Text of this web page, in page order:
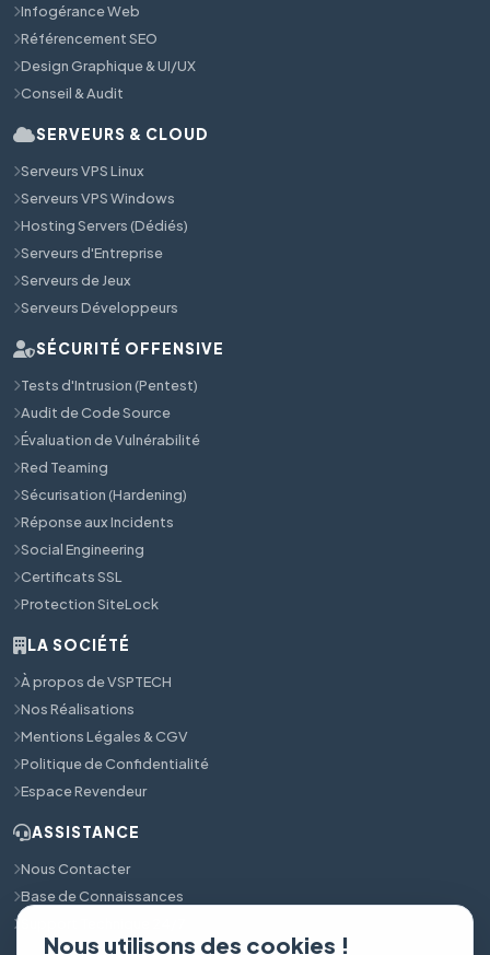
Infogérance Web
Référencement SEO
Design Graphique & UI/UX
Conseil & Audit
SERVEURS & CLOUD
Serveurs VPS Linux
Serveurs VPS Windows
Hosting Servers (Dédiés)
Serveurs d'Entreprise
Serveurs de Jeux
Serveurs Développeurs
SÉCURITÉ OFFENSIVE
Tests d'Intrusion (Pentest)
Audit de Code Source
Évaluation de Vulnérabilité
Red Teaming
Sécurisation (Hardening)
Réponse aux Incidents
Social Engineering
Certificats SSL
Protection SiteLock
LA SOCIÉTÉ
À propos de VSPTECH
Nos Réalisations
Mentions Légales & CGV
Politique de Confidentialité
Espace Revendeur
ASSISTANCE
Nous Contacter
Base de Connaissances
Nous utilisons des cookies !